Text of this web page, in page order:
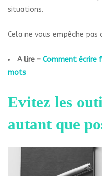
situations.
Cela ne vous empêche pas
A lire – Comment écrire
mots
Evitez les
autant que